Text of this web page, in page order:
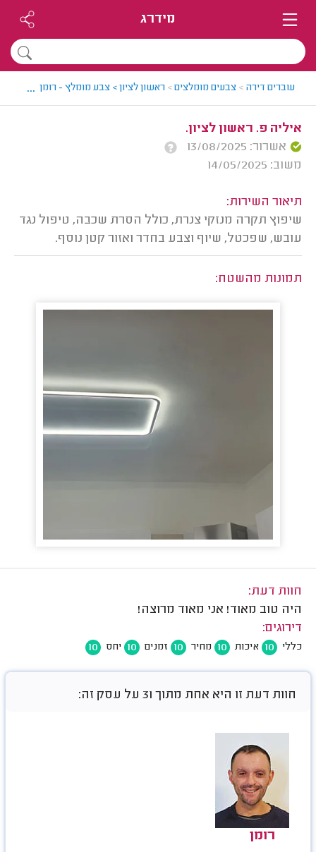
מידרג
עוברים דירה > צבעים מומלצים> ראשון לציון > צבע מומלץ - רומן >חוות...
איליה פ. ראשון לציון.
אשרור: 13/08/2025
משוב: 14/05/2025
תיאור השירות:
שיפוץ תקרה מנזקי צנרת, כולל הסרת שכבה, טיפול נגד
עובש, שפכטל, שיוף וצבע בחדר ואזור קטן נוסף.
תמונות מהשטח:
חוות דעת:
היה טוב מאוד! אני מאוד מרוצה!
דירוגים:
כללי 10 איכות 10 מחיר 10 זמנים 10 יחס 10
חוות דעת זו היא אחת מתוך 31 על עסק זה:
רומן